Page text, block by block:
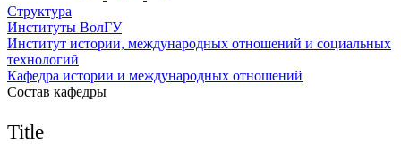
Структура
Институты ВолГУ
Институт истории, международных отношений и социальных
технологий
Кафедра истории и международных отношений
Состав кафедры
Title